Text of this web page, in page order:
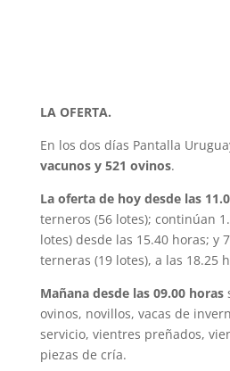
LA OFERTA.
En los dos días Pantalla
vacunos y 521 ovinos.
La oferta de hoy desde las
terneros (56 lotes); continúan
lotes) desde las 15.40 horas; y
terneras (19 lotes), a las 18.25
Mañana desde las 09.00 horas
ovinos, novillos, vacas de
servicio, vientres preñados,
piezas de cría.